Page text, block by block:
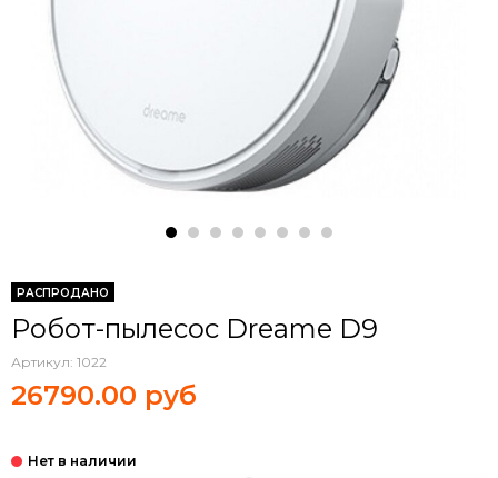
РАСПРОДАНО
Робот-пылесос Dreame D9
Артикул: 1022
26790.00 руб